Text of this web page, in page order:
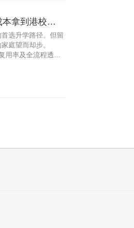
拿到港校
选升学路径。但留
庭望而却步。
率及全流程透明